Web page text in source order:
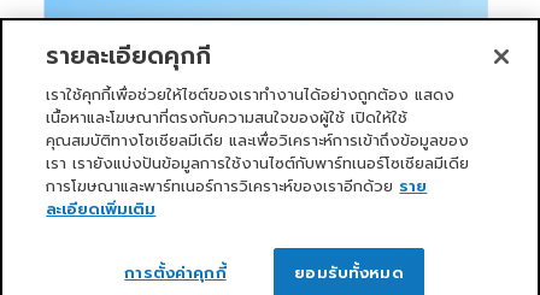
หน้าแรก บริการของเรา ข่าวสารและกิจกรรม PRIMO CLUB
เกี่ยวกับเรา นักลงทุนสัมพันธ์
Copyright 2026 ©
Primo Service Solution Company
Limited
รายละเอียดคุกกี้
เราใช้คุกกี้เพื่อช่วยให้ไซต์ของเราทำงานได้อย่างถูกต้อง แสดง
เนื้อหาและโฆษณาที่ตรงกับความสนใจของผู้ใช้ เปิดให้ใช้
คุณสมบัติทางโซเชียลมีเดีย และเพื่อวิเคราะห์การเข้าถึงข้อมูลของ
เรา เรายังแบ่งปันข้อมูลการใช้งานไซต์กับพาร์ทเนอร์โซเชียลมีเดีย
การโฆษณาและพาร์ทเนอร์การวิเคราะห์ของเราอีกด้วย ราย
ละเอียดเพิ่มเติม
การตั้งค่าคุกกี้ ยอมรับทั้งหมด
ติดต่อเรา